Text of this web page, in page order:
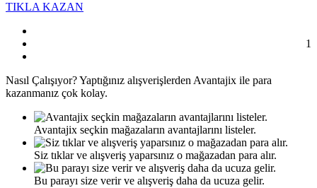
TIKLA KAZAN
1
Nasıl Çalışıyor?Yaptığınız alışverişlerden Avantajix ile para
kazanmanız çok kolay.
Avantajix seçkin mağazaların avantajlarını listeler.
Siz tıklar ve alışveriş yaparsınız o mağazadan para alır.
Bu parayı size verir ve alışveriş daha da ucuza gelir.